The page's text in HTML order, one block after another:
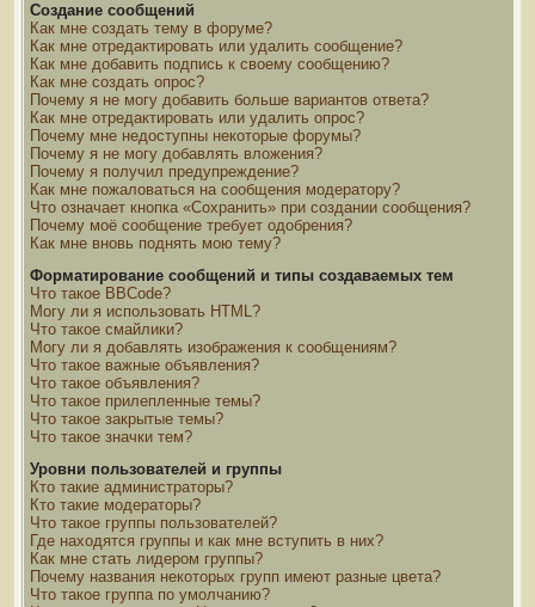
Создание сообщений
Как мне создать тему в форуме?
Как мне отредактировать или удалить сообщение?
Как мне добавить подпись к своему сообщению?
Как мне создать опрос?
Почему я не могу добавить больше вариантов ответа?
Как мне отредактировать или удалить опрос?
Почему мне недоступны некоторые форумы?
Почему я не могу добавлять вложения?
Почему я получил предупреждение?
Как мне пожаловаться на сообщения модератору?
Что означает кнопка «Сохранить» при создании сообщения?
Почему моё сообщение требует одобрения?
Как мне вновь поднять мою тему?
Форматирование сообщений и типы создаваемых тем
Что такое BBCode?
Могу ли я использовать HTML?
Что такое смайлики?
Могу ли я добавлять изображения к сообщениям?
Что такое важные объявления?
Что такое объявления?
Что такое прилепленные темы?
Что такое закрытые темы?
Что такое значки тем?
Уровни пользователей и группы
Кто такие администраторы?
Кто такие модераторы?
Что такое группы пользователей?
Где находятся группы и как мне вступить в них?
Как мне стать лидером группы?
Почему названия некоторых групп имеют разные цвета?
Что такое группа по умолчанию?